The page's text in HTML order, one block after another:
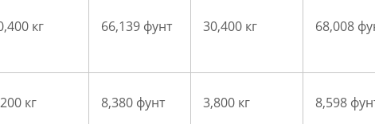
кг 66,139 фунт 30,400 кг 68,008
кг 8,380 фунт 3,800 кг 8,598